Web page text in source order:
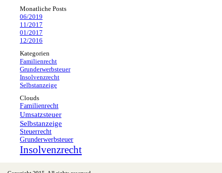
Monatliche Posts
06/2019
11/2017
01/2017
12/2016
Kategorien
Familienrecht
Grunderwerbsteuer
Insolvenzrecht
Selbstanzeige
Clouds
Familienrecht
Umsatzsteuer
Selbstanzeige
Steuerrecht
Grunderwerbsteuer
Insolvenzrecht